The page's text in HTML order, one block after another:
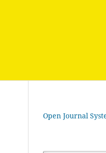
Open Journal